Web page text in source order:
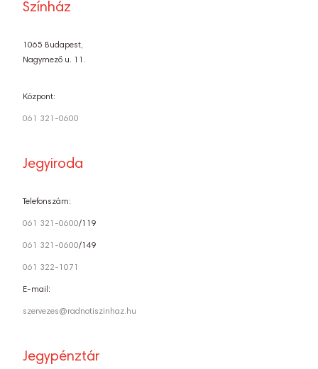
Színház
1065 Budapest,
Nagymező u. 11.
Központ:
061 321-0600
Jegyiroda
Telefonszám:
061 321-0600/119
061 321-0600/149
061 322-1071
E-mail:
szervezes@radnotiszinhaz.hu
Jegypénztár